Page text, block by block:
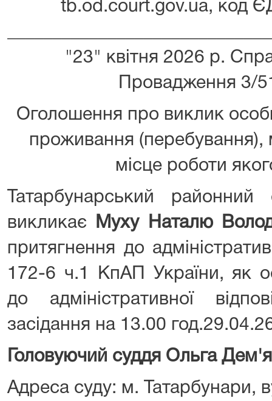
tb.od.court.gov.ua, код
"23" квітня 2026 р.
Провадження 3/
Оголошення про виклик
проживання (перебування),
місце роботи
Татарбунарський
викликає
Муху Наталю
притягнення до
172-6 ч.1 КпАП України, як
до адміністративної
засідання на 13.00
Головуючий суддя Ольга
Адреса суду: м. Татарбунари,